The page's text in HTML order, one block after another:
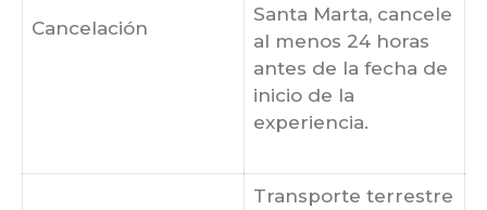
Cancelación
Santa Marta, cancele
al menos 24 horas
antes de la fecha de
inicio de la
experiencia.
Transporte terrestre